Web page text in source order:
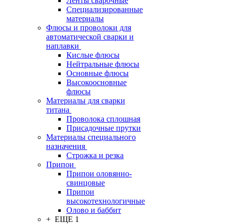
Специализированные
материалы
Флюсы и проволоки для
автоматической сварки и
наплавки
Кислые флюсы
Нейтральные флюсы
Основные флюсы
Высокоосновные
флюсы
Материалы для сварки
титана
Проволока сплошная
Присадочные прутки
Материалы специального
назначения
Строжка и резка
Припои
Припои оловянно-
свинцовые
Припои
высокотехнологичные
Олово и баббит
+ ЕЩЕ 1